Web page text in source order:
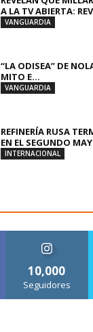
A LA TV ABIERTA:
VANGUARDIA
“LA ODISEA” DE
MITO E...
VANGUARDIA
REFINERÍA RUSA
EN EL SEGUNDO
INTERNACIONAL
10,000
Seguidores